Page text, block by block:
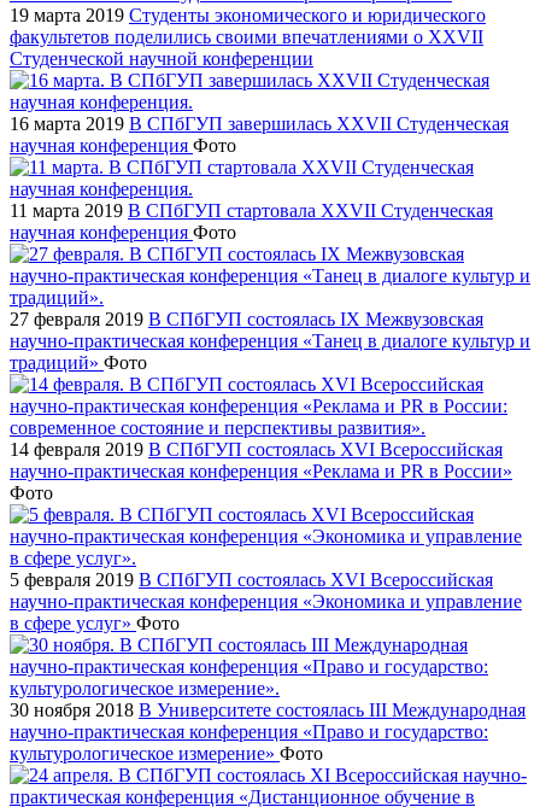
19 марта 2019 Студенты экономического и юридического
факультетов поделились своими впечатлениями о XXVII
Студенческой научной конференции
16 марта 2019 В СПбГУП завершилась XXVII Студенческая
научная конференция Фото
11 марта 2019 В СПбГУП стартовала XXVII Студенческая
научная конференция Фото
27 февраля 2019 В СПбГУП состоялась IX Межвузовская
научно-практическая конференция «Танец в диалоге культур и
традиций» Фото
14 февраля 2019 В СПбГУП состоялась XVI Всероссийская
научно-практическая конференция «Реклама и PR в России»
Фото
5 февраля 2019 В СПбГУП состоялась XVI Всероссийская
научно-практическая конференция «Экономика и управление
в сфере услуг» Фото
30 ноября 2018 В Университете состоялась III Международная
научно-практическая конференция «Право и государство:
культурологическое измерение» Фото